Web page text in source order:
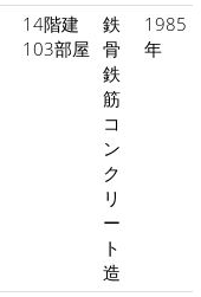
14階建
103部屋
鉄
骨
鉄
筋
コ
ン
ク
リ
ー
ト
造
1985
年